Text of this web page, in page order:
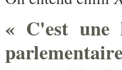
« C'est une